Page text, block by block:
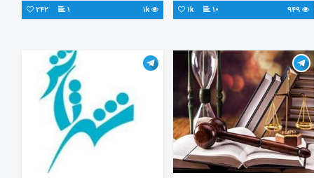
949
10
1k
1k
1
242